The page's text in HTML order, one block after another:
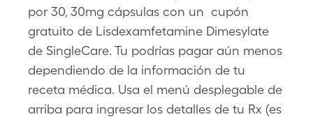
por 30, 30mg cápsulas con un cupón
gratuito de Lisdexamfetamine Dimesylate
de SingleCare. Tu podrías pagar aún menos
dependiendo de la información de tu
receta médica. Usa el menú desplegable de
arriba para ingresar los detalles de tu Rx (es